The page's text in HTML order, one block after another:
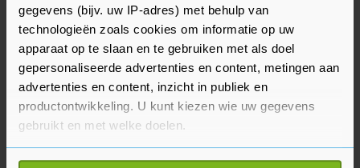
gegevens (bijv. uw IP-adres) met behulp van
technologieën zoals cookies om informatie op uw
apparaat op te slaan en te gebruiken met als doel
gepersonaliseerde advertenties en content, metingen aan
advertenties en content, inzicht in publiek en
productontwikkeling. U kunt kiezen wie uw gegevens
gebruikt en met welke doelen.
Als u het toestaat, willen we ook graag: